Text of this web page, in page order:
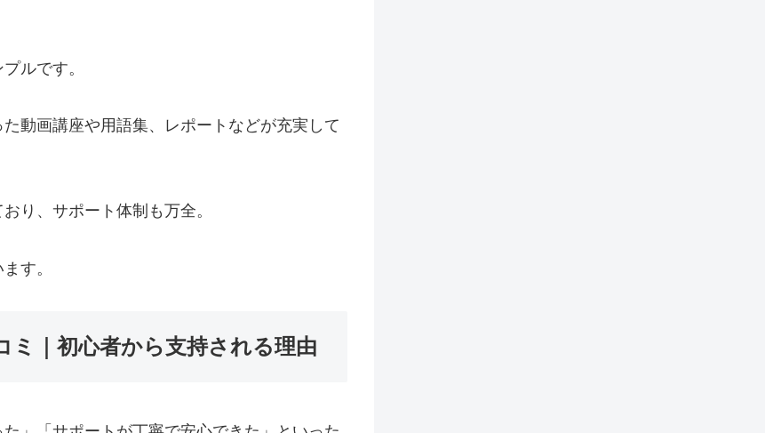
ルです。
動画講座や用語集、レポートなどが充実して
り、サポート体制も万全。
す。
ミ｜初心者から支持される理由